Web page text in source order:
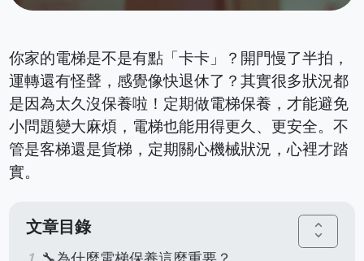
你家的電梯是不是有點「卡卡」？開門慢了半拍，
運轉還有怪聲，感覺像快退休了？其實很多狀況都
是因為太久沒保養啦！定期做電梯保養，才能避免
小問題變大麻煩，電梯也能用得更久、更安全。不
管是客梯還是貨梯，定期關心機械狀況，心裡才踏
實。
文章目錄 unfold_more